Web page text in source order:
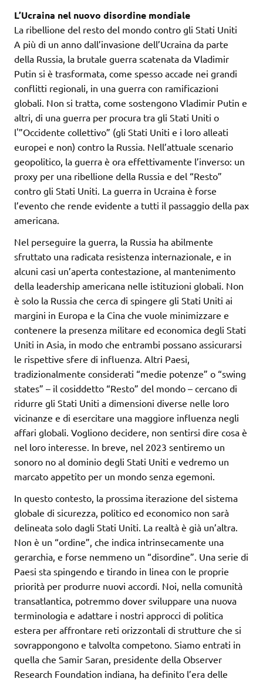
L’Ucraina nel nuovo disordine mondiale
La ribellione del resto del mondo contro gli Stati Uniti
A più di un anno dall’invasione dell’Ucraina da parte
della Russia, la brutale guerra scatenata da Vladimir
Putin si è trasformata, come spesso accade nei grandi
conflitti regionali, in una guerra con ramificazioni
globali. Non si tratta, come sostengono Vladimir Putin e
altri, di una guerra per procura tra gli Stati Uniti o
l'”Occidente collettivo” (gli Stati Uniti e i loro alleati
europei e non) contro la Russia. Nell’attuale scenario
geopolitico, la guerra è ora effettivamente l’inverso: un
proxy per una ribellione della Russia e del “Resto”
contro gli Stati Uniti. La guerra in Ucraina è forse
l’evento che rende evidente a tutti il passaggio della pax
americana.
Nel perseguire la guerra, la Russia ha abilmente
sfruttato una radicata resistenza internazionale, e in
alcuni casi un’aperta contestazione, al mantenimento
della leadership americana nelle istituzioni globali. Non
è solo la Russia che cerca di spingere gli Stati Uniti ai
margini in Europa e la Cina che vuole minimizzare e
contenere la presenza militare ed economica degli Stati
Uniti in Asia, in modo che entrambi possano assicurarsi
le rispettive sfere di influenza. Altri Paesi,
tradizionalmente considerati “medie potenze” o “swing
states” – il cosiddetto “Resto” del mondo – cercano di
ridurre gli Stati Uniti a dimensioni diverse nelle loro
vicinanze e di esercitare una maggiore influenza negli
affari globali. Vogliono decidere, non sentirsi dire cosa è
nel loro interesse. In breve, nel 2023 sentiremo un
sonoro no al dominio degli Stati Uniti e vedremo un
marcato appetito per un mondo senza egemoni.
In questo contesto, la prossima iterazione del sistema
globale di sicurezza, politico ed economico non sarà
delineata solo dagli Stati Uniti. La realtà è già un’altra.
Non è un “ordine”, che indica intrinsecamente una
gerarchia, e forse nemmeno un “disordine”. Una serie di
Paesi sta spingendo e tirando in linea con le proprie
priorità per produrre nuovi accordi. Noi, nella comunità
transatlantica, potremmo dover sviluppare una nuova
terminologia e adattare i nostri approcci di politica
estera per affrontare reti orizzontali di strutture che si
sovrappongono e talvolta competono. Siamo entrati in
quella che Samir Saran, presidente della Observer
Research Foundation indiana, ha definito l’era delle